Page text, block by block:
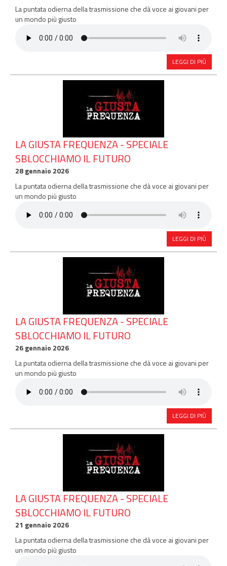
La puntata odierna della trasmissione che dà voce ai giovani per
un mondo più giusto
LEGGI DI PIÙ
LA GIUSTA FREQUENZA - SPECIALE
SBLOCCHIAMO IL FUTURO
28 gennaio 2026
La puntata odierna della trasmissione che dà voce ai giovani per
un mondo più giusto
LEGGI DI PIÙ
LA GIUSTA FREQUENZA - SPECIALE
SBLOCCHIAMO IL FUTURO
26 gennaio 2026
La puntata odierna della trasmissione che dà voce ai giovani per
un mondo più giusto
LEGGI DI PIÙ
LA GIUSTA FREQUENZA - SPECIALE
SBLOCCHIAMO IL FUTURO
21 gennaio 2026
La puntata odierna della trasmissione che dà voce ai giovani per
un mondo più giusto